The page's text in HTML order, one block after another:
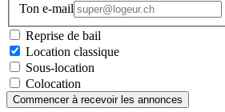
Ton e-mail
Reprise de bail
Location classique
Sous-location
Colocation
Commencer à recevoir les annonces